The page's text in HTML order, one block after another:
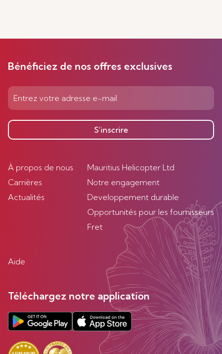
Bénéficiez de nos offres exclusives
S’inscrire
À propos de nous
Carrières
Actualités
Mauritius Helicopter Ltd
Notre engagement
Developpement durable
Opportunités pour les fournisseurs
Fret
Aide
Téléchargez notre application